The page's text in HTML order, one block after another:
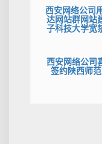
西安网络公司
达网站群网站
子科技大学宽
西安网络公司
签约陕西师